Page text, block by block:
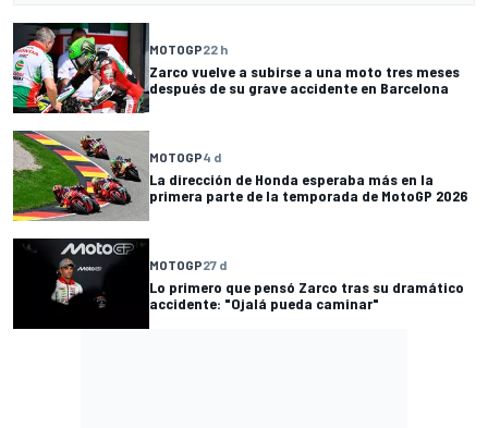
MOTOGP22 h
Zarco vuelve a subirse a una moto tres meses
después de su grave accidente en Barcelona
MOTOGP4 d
La dirección de Honda esperaba más en la
primera parte de la temporada de MotoGP 2026
MOTOGP27 d
Lo primero que pensó Zarco tras su dramático
accidente: "Ojalá pueda caminar"